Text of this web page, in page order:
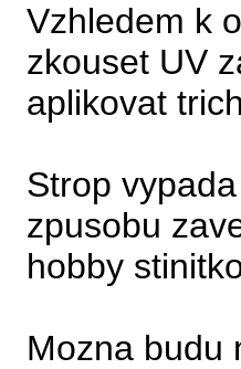
Vzhledem k
zkouset UV
aplikovat
Strop
zpusobu
hobby
Mozna budu